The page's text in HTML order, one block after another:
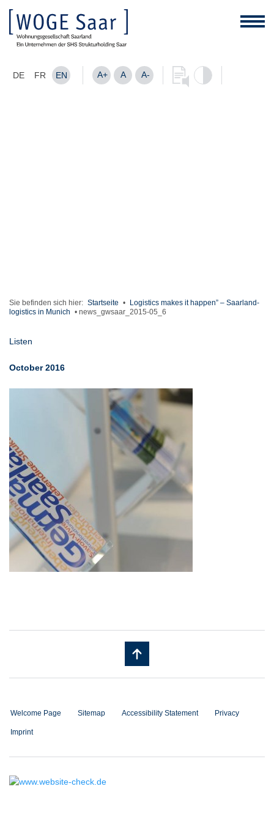
DE FR EN A+ A A-
Sie befinden sich hier: Startseite •
Logistics makes it happen” – Saarland-
logistics in Munich • news_gwsaar_2015-05_6
Listen
October 2016
Welcome Page Sitemap Accessibility Statement Privacy
Imprint